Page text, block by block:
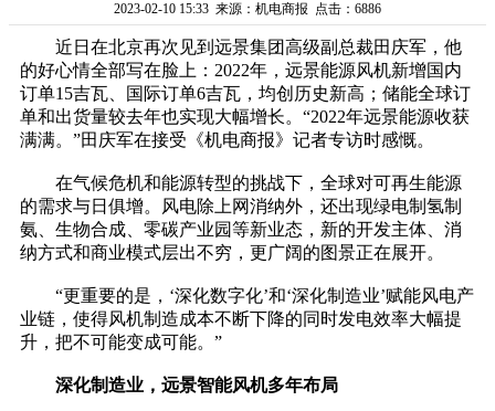
2023-02-10 15:33 来源：机电商报 点击：6886
近日在北京再次见到远景集团高级副总裁田庆军，他
的好心情全部写在脸上：2022年，远景能源风机新增国内
订单15吉瓦、国际订单6吉瓦，均创历史新高；储能全球订
单和出货量较去年也实现大幅增长。“2022年远景能源收获
满满。”田庆军在接受《机电商报》记者专访时感慨。
在气候危机和能源转型的挑战下，全球对可再生能源
的需求与日俱增。风电除上网消纳外，还出现绿电制氢制
氨、生物合成、零碳产业园等新业态，新的开发主体、消
纳方式和商业模式层出不穷，更广阔的图景正在展开。
“更重要的是，‘深化数字化’和‘深化制造业’赋能风电产
业链，使得风机制造成本不断下降的同时发电效率大幅提
升，把不可能变成可能。”
深化制造业，远景智能风机多年布局